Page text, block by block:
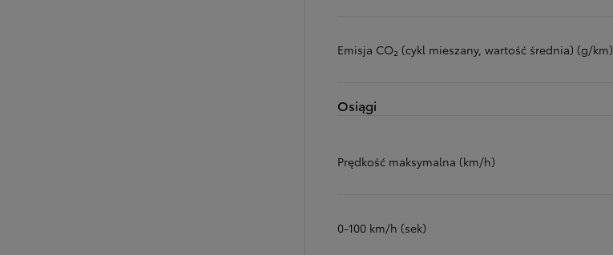
Emisja CO₂ (cykl mieszany, wartość średnia) (g/km)
Osiągi
Prędkość maksymalna (km/h)
0-100 km/h (sek)